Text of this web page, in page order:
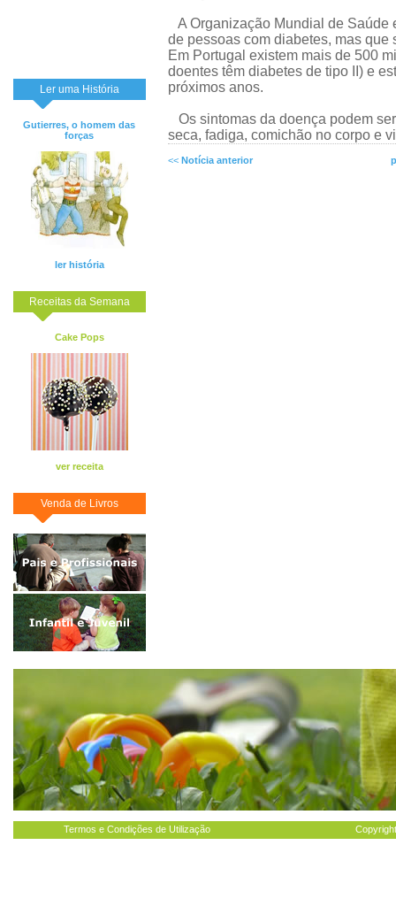
Ler uma História
Gutierres, o homem das
forças
ler história
Receitas da Semana
Cake Pops
ver receita
Venda de Livros
A Organização Mundial de Saúde
de pessoas com diabetes, mas
Em Portugal existem mais de 500
doentes têm diabetes de tipo II) e
próximos anos.
Os sintomas da doença podem
seca, fadiga, comichão no corpo e
<< Notícia anterior
Termos e Condições de Utilização